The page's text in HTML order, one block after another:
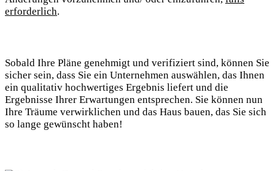
⁢erforderlich.
Sobald Ihre Pläne ⁢genehmigt ​und verifiziert sind, können ⁣Sie
sicher sein, dass⁣ Sie ein Unternehmen auswählen, das Ihnen⁤
ein qualitativ hochwertiges Ergebnis‍ liefert und die⁢
Ergebnisse Ihrer Erwartungen entsprechen. Sie⁣ können nun
Ihre Träume verwirklichen und das Haus bauen, das Sie sich
so lange ‌gewünscht haben!